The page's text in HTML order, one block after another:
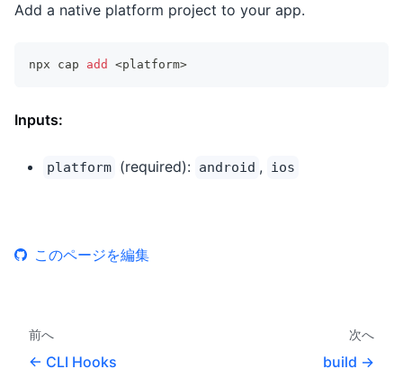
Add a native platform project to your app.
npx cap add <platform>
Inputs:
platform (required): android , ios
このページを編集
前へ
CLI Hooks
次へ
build